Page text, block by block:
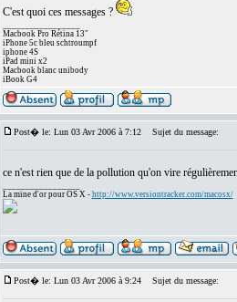
C'est quoi ces messages ?
Macbook Pro Rétina 13"
iPhone 5c bleu schtroumpf
iphone 4S
iPad mini x2
Macbook blanc unibody
iBook G4
Post� le: Lun 03 Avr 2006 à 7:12 Sujet du message:
ce n'est rien que de la pollution qu'on vire
La mine d'or pour OS X - http://www.versiontracker.com/macosx/
Post� le: Lun 03 Avr 2006 à 9:24 Sujet du message: